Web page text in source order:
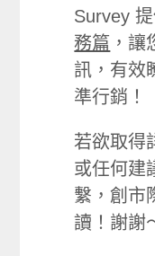
Survey
務篇 ，
訊，有效
準行銷！
若欲取得
或任何建
繫，創市
讀！謝謝